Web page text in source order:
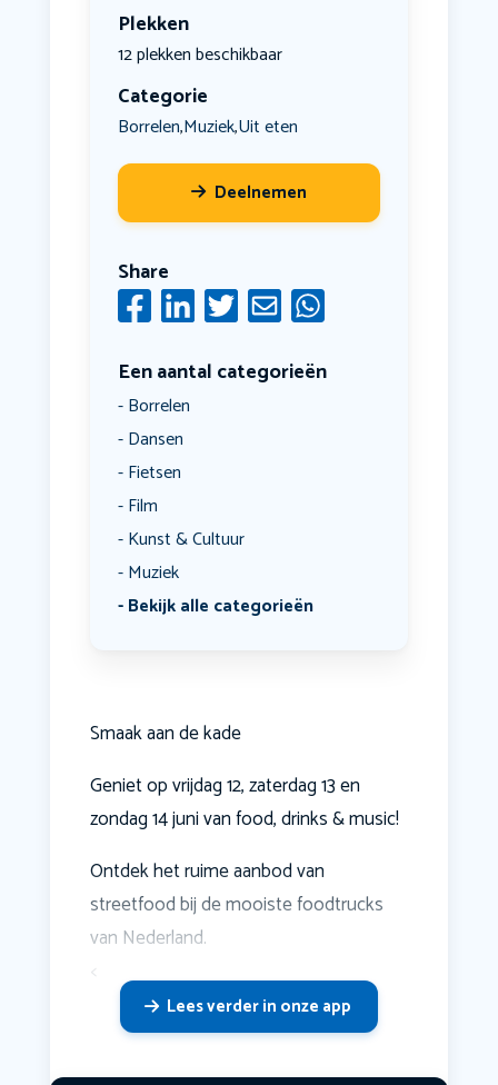
Plekken
12 plekken beschikbaar
Categorie
Borrelen,Muziek,Uit eten
Deelnemen
Share
Een aantal categorieën
Borrelen
Dansen
Fietsen
Film
Kunst & Cultuur
Muziek
Bekijk alle categorieën
Smaak aan de kade
Geniet op vrijdag 12, zaterdag 13 en
zondag 14 juni van food, drinks & music!
Ontdek het ruime aanbod van
streetfood bij de mooiste foodtrucks
van Nederland.
<
Lees verder in onze app